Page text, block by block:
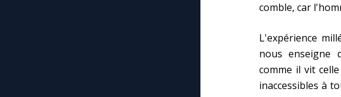
comble, car
L'expérience
nous enseigne
comme il vit
inaccessibles à